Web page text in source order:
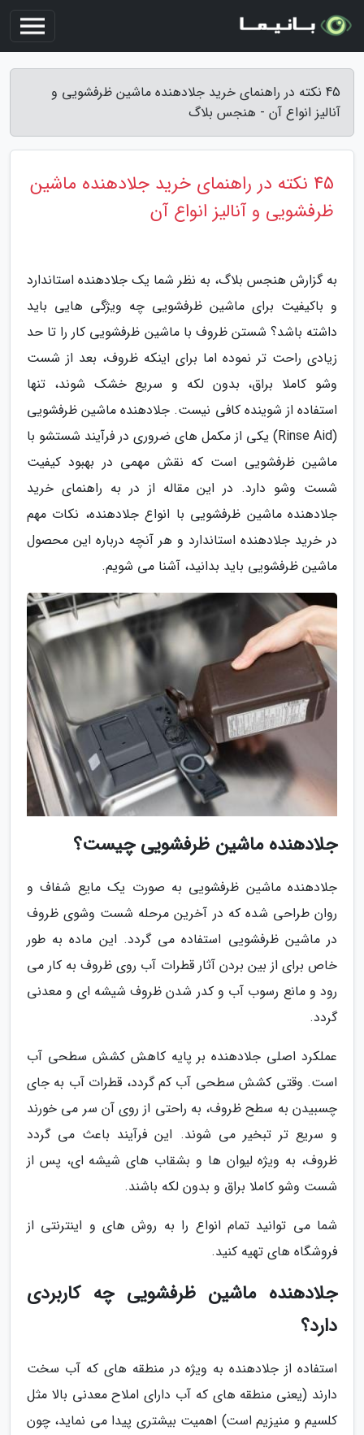
45 نکته در راهنمای خرید جلادهنده ماشین ظرفشویی و
آنالیز انواع آن - هنجس بلاگ
45 نکته در راهنمای خرید جلادهنده ماشین
ظرفشویی و آنالیز انواع آن
به گزارش هنجس بلاگ، به نظر شما یک جلادهنده استاندارد
و باکیفیت برای ماشین ظرفشویی چه ویژگی هایی باید
داشته باشد؟ شستن ظروف با ماشین ظرفشویی کار را تا حد
زیادی راحت تر نموده اما برای اینکه ظروف، بعد از شست
وشو کاملا براق، بدون لکه و سریع خشک شوند، تنها
استفاده از شوینده کافی نیست. جلادهنده ماشین ظرفشویی
(Rinse Aid) یکی از مکمل های ضروری در فرآیند شستشو با
ماشین ظرفشویی است که نقش مهمی در بهبود کیفیت
شست وشو دارد. در این مقاله از در به راهنمای خرید
جلادهنده ماشین ظرفشویی با انواع جلادهنده، نکات مهم
در خرید جلادهنده استاندارد و هر آنچه درباره این محصول
ماشین ظرفشویی باید بدانید، آشنا می شویم.
جلادهنده ماشین ظرفشویی چیست؟
جلادهنده ماشین ظرفشویی به صورت یک مایع شفاف و
روان طراحی شده که در آخرین مرحله شست وشوی ظروف
در ماشین ظرفشویی استفاده می گردد. این ماده به طور
خاص برای از بین بردن آثار قطرات آب روی ظروف به کار می
رود و مانع رسوب آب و کدر شدن ظروف شیشه ای و معدنی
گردد.
عملکرد اصلی جلادهنده بر پایه کاهش کشش سطحی آب
است. وقتی کشش سطحی آب کم گردد، قطرات آب به جای
چسبیدن به سطح ظروف، به راحتی از روی آن سر می خورند
و سریع تر تبخیر می شوند. این فرآیند باعث می گردد
ظروف، به ویژه لیوان ها و بشقاب های شیشه ای، پس از
شست وشو کاملا براق و بدون لکه باشند.
شما می توانید تمام انواع را به روش های و اینترنتی از
فروشگاه های تهیه کنید.
جلادهنده ماشین ظرفشویی چه کاربردی
دارد؟
استفاده از جلادهنده به ویژه در منطقه های که آب سخت
دارند (یعنی منطقه های که آب دارای املاح معدنی بالا مثل
کلسیم و منیزیم است) اهمیت بیشتری پیدا می نماید، چون